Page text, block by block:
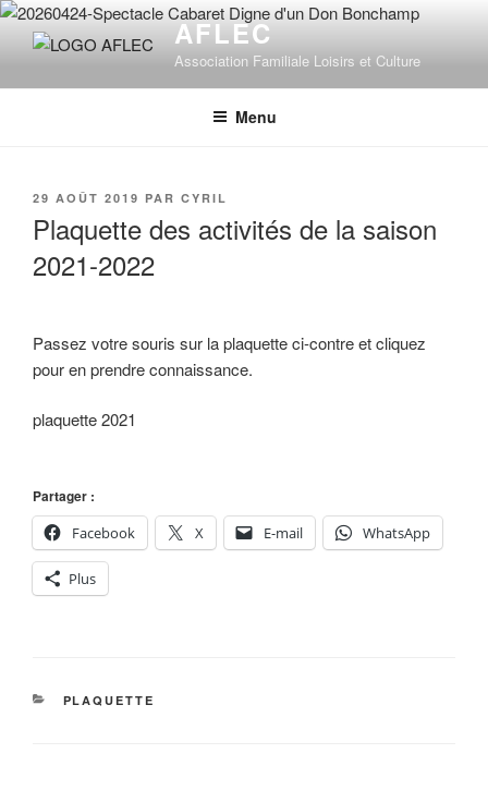
Aller
principal
AFLEC
Association Familiale Loisirs et Culture
Menu
PUBLIÉ
29 AOÛT 2019 PAR CYRIL
Plaquette des activités de la saison
2021-2022
Passez votre souris sur la plaquette ci-contre et cliquez
pour en prendre connaissance.
plaquette 2021
Partager :
Facebook
X E-mail WhatsApp
Plus
CATÉGORIES
PLAQUETTE